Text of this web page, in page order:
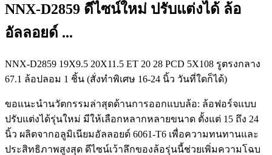
NNX-D2859 ดีไซน์ใหม่ ปรับแต่งได้ ล้อ
อัลลอยด์ ...
NNX-D2859 19X9.5 20X11.5 ET 20 28 PCD 5X108 รูตรงกลาง
67.1 ล้อปลอม 1 ชิ้น (สั่งทำพิเศษ 16-24 นิ้ว วันที่ใดก็ได้)
ขอแนะนำนวัตกรรมล่าสุดด้านการออกแบบล้อ: ล้อฟอร์จแบบ
ปรับแต่งได้รุ่นใหม่ มีให้เลือกหลากหลายขนาด ตั้งแต่ 15 ถึง 24
นิ้ว ผลิตจากอลูมิเนียมอัลลอยด์ 6061-T6 เพื่อความทนทานและ
ประสิทธิภาพสูงสุด ดีไซน์เว้าลึกของล้อรุ่นนี้ช่วยเพิ่มความโฉบ